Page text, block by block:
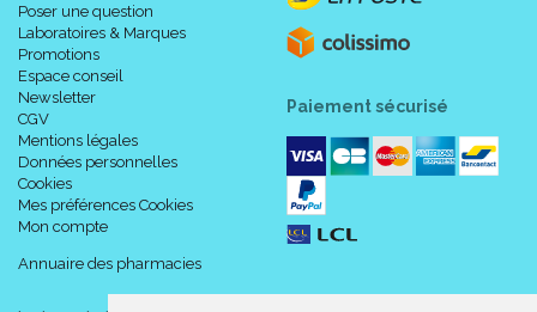
Poser une question
Laboratoires & Marques
Promotions
Espace conseil
Newsletter
CGV
Mentions légales
Données personnelles
Cookies
Mes préférences Cookies
Mon compte
Annuaire des pharmacies
Paiement sécurisé